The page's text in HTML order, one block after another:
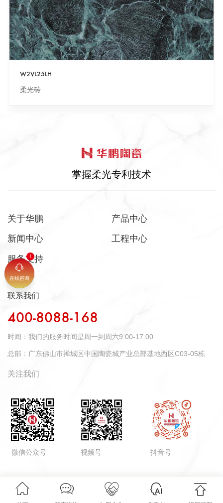
W2VL25LH
柔光砖
掌握柔光专利技术
关于华鹏 产品中心
新闻中心 工程中心
服务支持
联系我们
400-8088-168
时间： 我们的服务时间是周一到周六9:00-17:00
总部： 广东佛山市禅城区中国陶瓷城产业总部基地西区C03-05栋
关注我们
微信公众号 视频号 抖音号
在线咨询